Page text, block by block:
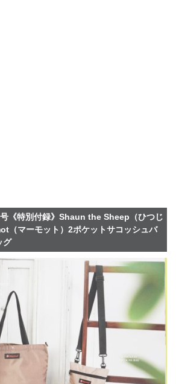
《特別付録》Shaun the Sheep（ひつじ
（マーモット）2ポケットサコッシュバ
グ